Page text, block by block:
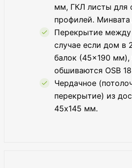
мм, ГКЛ листы для
профилей. Минвата
Перекрытие
случае если дом в
балок (45×190 мм),
обшиваются OSB
Чердачное
перекрытие) из
45х145 мм.